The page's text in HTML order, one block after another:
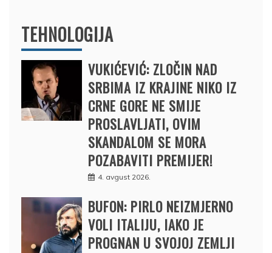
TEHNOLOGIJA
VUKIĆEVIĆ: ZLOČIN NAD
SRBIMA IZ KRAJINE NIKO IZ
CRNE GORE NE SMIJE
PROSLAVLJATI, OVIM
SKANDALOM SE MORA
POZABAVITI PREMIJER!
4. avgust 2026.
BUFON: PIRLO NEIZMJERNO
VOLI ITALIJU, IAKO JE
PROGNAN U SVOJOJ ZEMLJI